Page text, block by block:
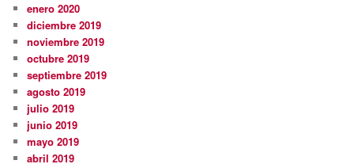
enero 2020
diciembre 2019
noviembre 2019
octubre 2019
septiembre 2019
agosto 2019
julio 2019
junio 2019
mayo 2019
abril 2019